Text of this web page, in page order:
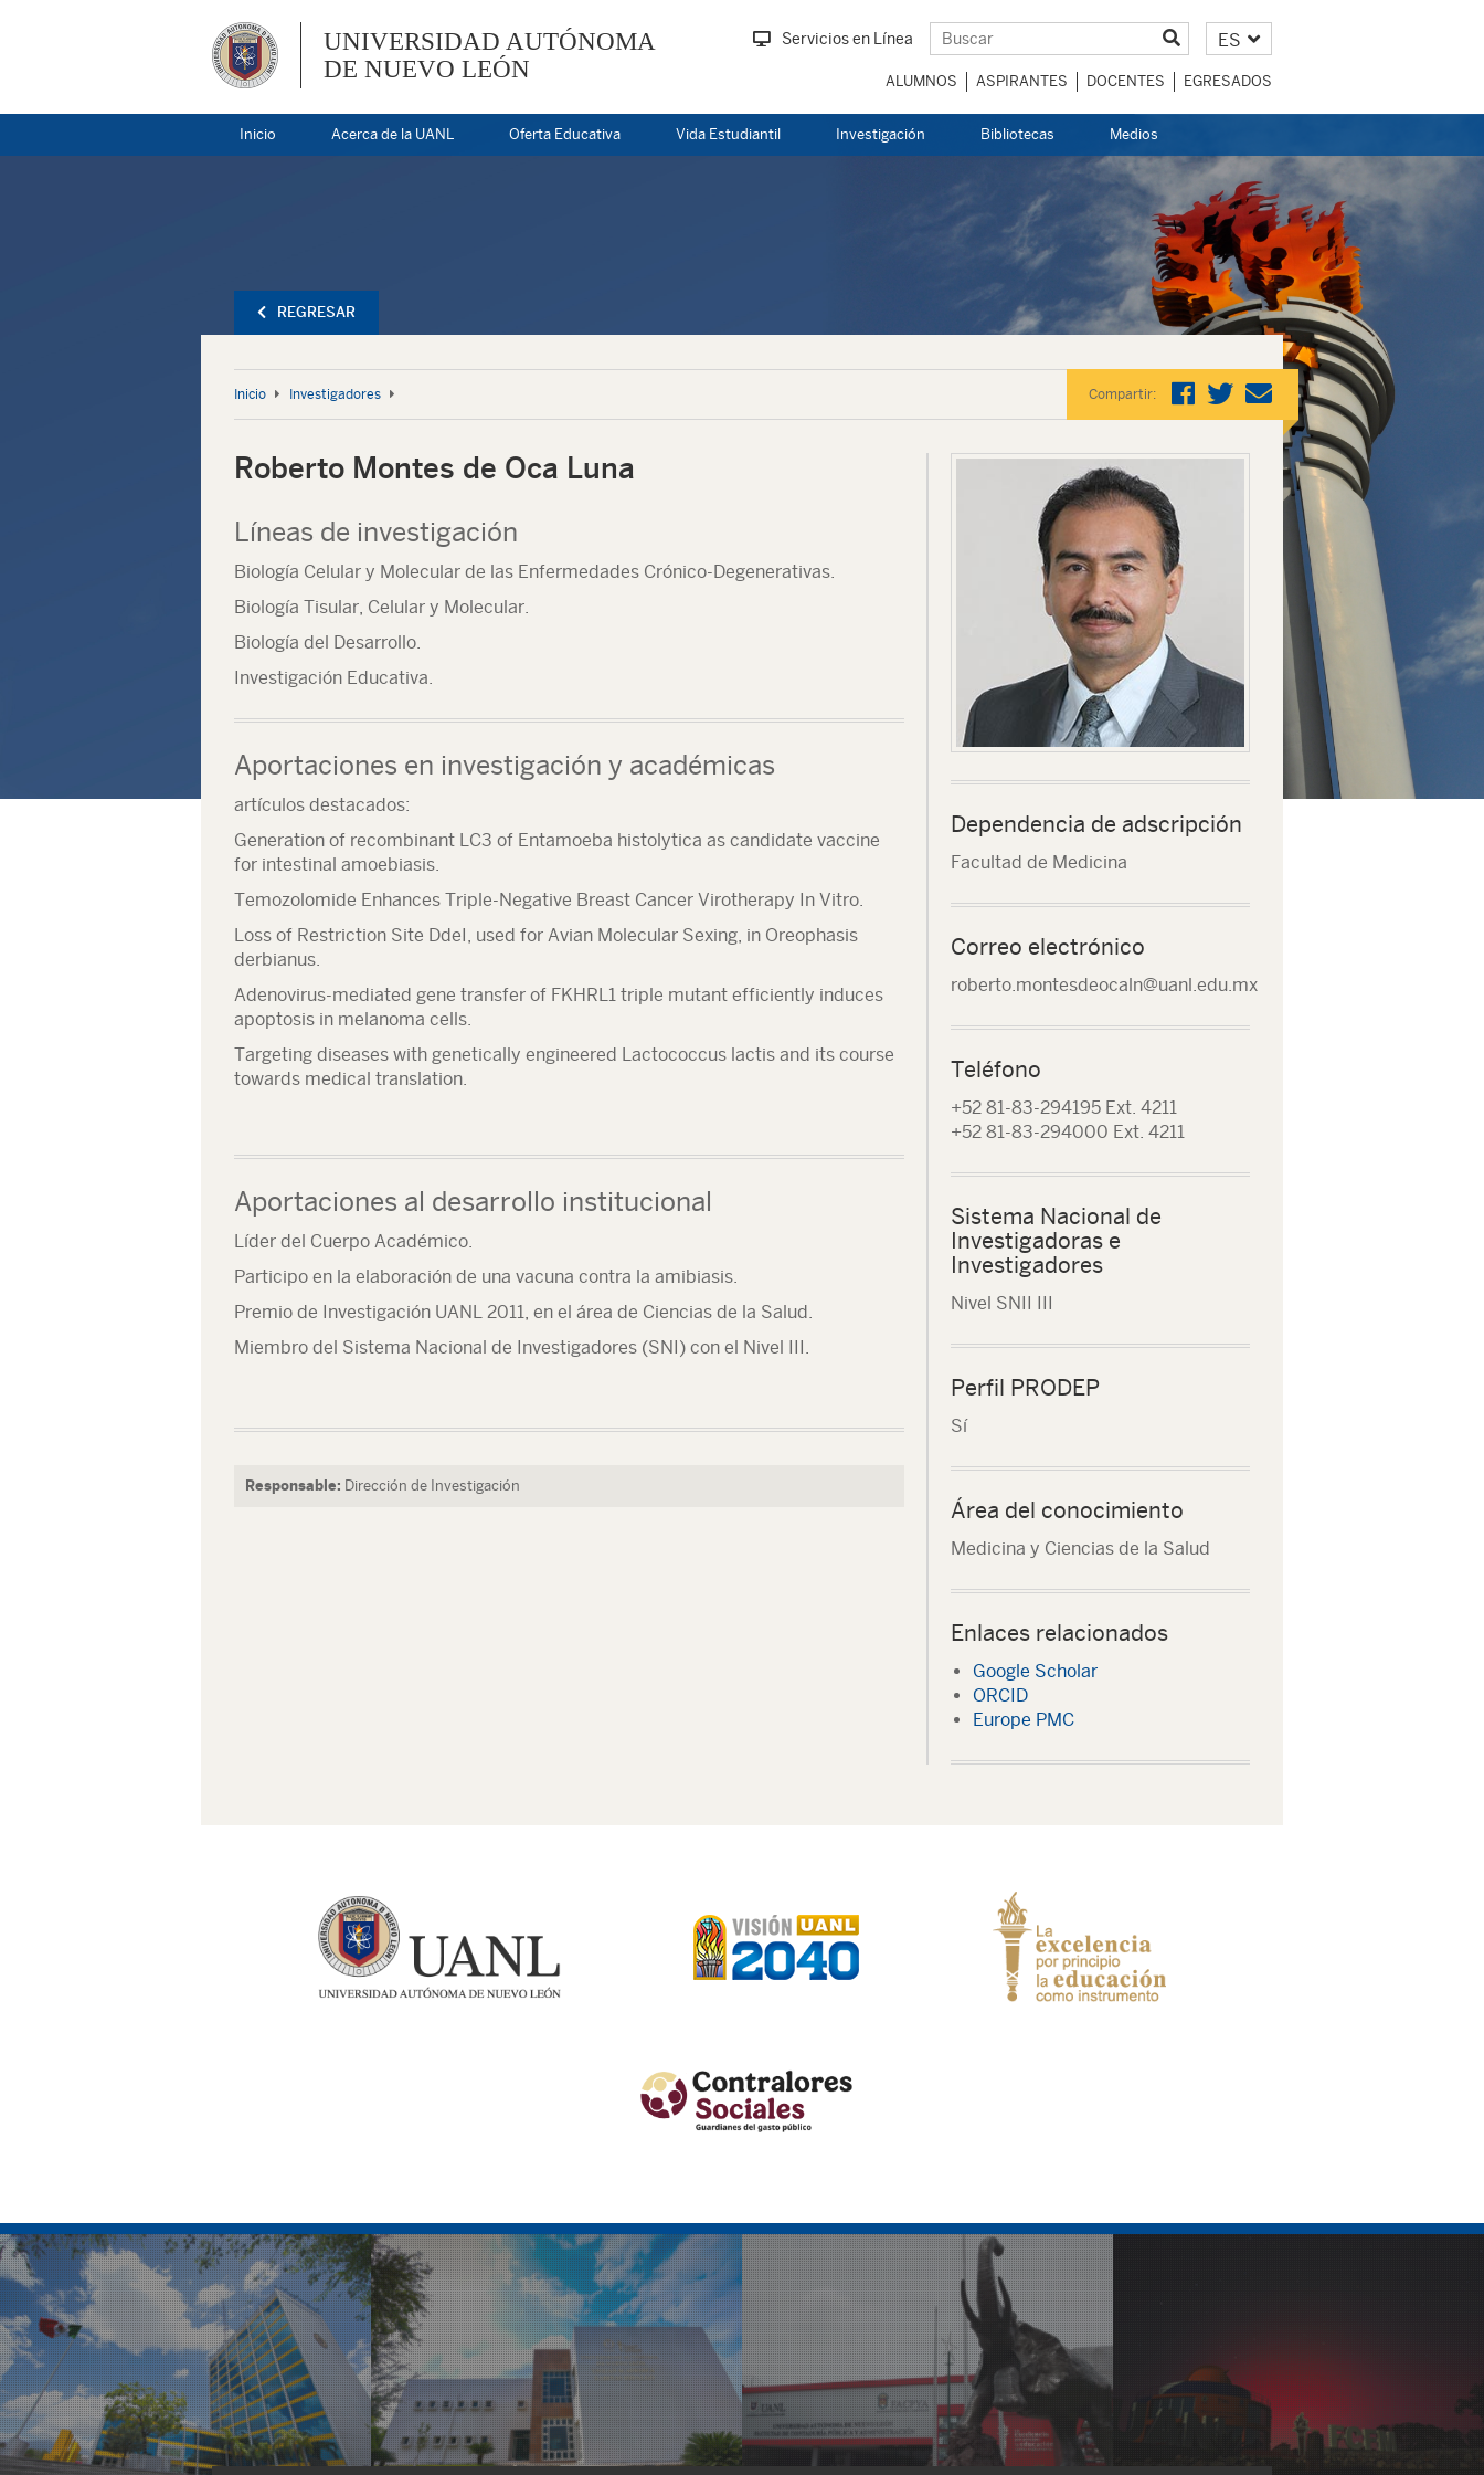
UNIVERSIDAD AUTÓNOMA
DE NUEVO LEÓN
Servicios en Línea ES
ALUMNOS ASPIRANTES DOCENTES EGRESADOS
Inicio Acerca de la UANL Oferta Educativa Vida Estudiantil Investigación Bibliotecas Medios
REGRESAR
Inicio Investigadores Compartir:
Roberto Montes de Oca Luna
Líneas de investigación
Biología Celular y Molecular de las Enfermedades Crónico-Degenerativas.
Biología Tisular, Celular y Molecular.
Biología del Desarrollo.
Investigación Educativa.
Aportaciones en investigación y académicas
artículos destacados:
Generation of recombinant LC3 of Entamoeba histolytica as candidate vaccine
for intestinal amoebiasis.
Temozolomide Enhances Triple-Negative Breast Cancer Virotherapy In Vitro.
Loss of Restriction Site DdeI, used for Avian Molecular Sexing, in Oreophasis
derbianus.
Adenovirus-mediated gene transfer of FKHRL1 triple mutant efficiently induces
apoptosis in melanoma cells.
Targeting diseases with genetically engineered Lactococcus lactis and its course
towards medical translation.
Aportaciones al desarrollo institucional
Líder del Cuerpo Académico.
Participo en la elaboración de una vacuna contra la amibiasis.
Premio de Investigación UANL 2011, en el área de Ciencias de la Salud.
Miembro del Sistema Nacional de Investigadores (SNI) con el Nivel III.
Responsable: Dirección de Investigación
Dependencia de adscripción
Facultad de Medicina
Correo electrónico
roberto.montesdeocaln@uanl.edu.mx
Teléfono
+52 81-83-294195 Ext. 4211
+52 81-83-294000 Ext. 4211
Sistema Nacional de
Investigadoras e
Investigadores
Nivel SNII III
Perfil PRODEP
Sí
Área del conocimiento
Medicina y Ciencias de la Salud
Enlaces relacionados
Google Scholar
ORCID
Europe PMC